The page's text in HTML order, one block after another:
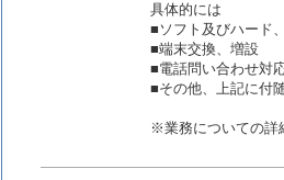
具体的には
■ソフト及びハード
■端末交換、増設
■電話問い合わせ対
■その他、上記に付
※業務についての詳